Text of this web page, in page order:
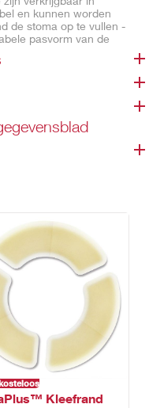
en kunnen worden
de stoma op te vullen -
pasvorm van de
worden gebruikt met de
ontworpen om de
aan de huid en te
lichaamsbewegingen
ceramide, een
De formule met
waterdichte barrière te
maten
Kleefrand